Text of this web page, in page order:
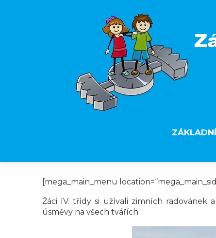
[mega_main_menu
Žáci IV. třídy si užívali zimních radovánek
úsměvy na všech tvářích.